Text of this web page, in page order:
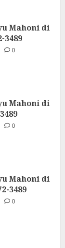
Mahoni di
3489
0
Mahoni di
0
Mahoni di
3489
0